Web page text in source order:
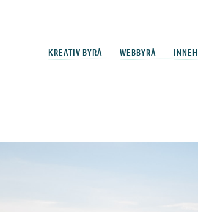
KREATIV BYRÅ WEBBYRÅ